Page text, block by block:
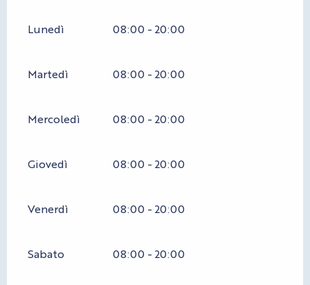
Lunedì 08:00 - 20:00
Martedì 08:00 - 20:00
Mercoledì 08:00 - 20:00
Giovedì 08:00 - 20:00
Venerdì 08:00 - 20:00
Sabato 08:00 - 20:00